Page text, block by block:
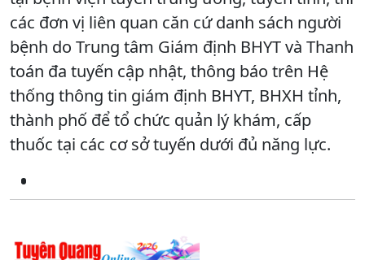
các đơn vị liên quan căn cứ danh sách người
bệnh do Trung tâm Giám định BHYT và Thanh
toán đa tuyến cập nhật, thông báo trên Hệ
thống thông tin giám định BHYT, BHXH tỉnh,
thành phố để tổ chức quản lý khám, cấp
thuốc tại các cơ sở tuyến dưới đủ năng lực.